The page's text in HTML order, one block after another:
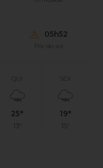
05h52
Pôr do sol
25°
13°
SEX
19°
15°